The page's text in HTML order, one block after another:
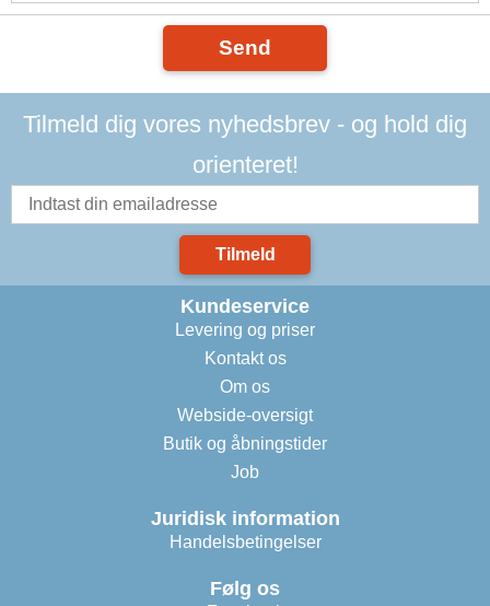
Send
Tilmeld dig vores nyhedsbrev - og hold dig
orienteret!
Tilmeld
Kundeservice
Levering og priser
Kontakt os
Om os
Webside-oversigt
Butik og åbningstider
Job
Juridisk information
Handelsbetingelser
Følg os